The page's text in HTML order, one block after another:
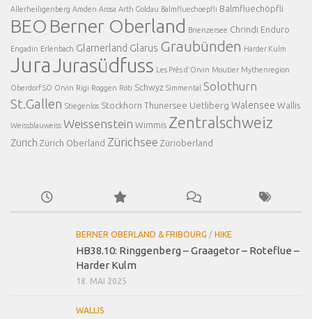
Allerheiligenberg Amden Arosa Arth Goldau Balmfluechoepfli Balmfluechöpfli
BEO Berner Oberland Brienzersee Chrindi Enduro
Engadin Erlenbach Glarnerland Glarus Graubünden Harder Kulm
JuraJurasüdfuss Les Près d'Orvin Moutier Mythenregion
Oberdorf SO Orvin Rigi Roggen Röti Schwyz Simmental Solothurn
St.Gallen Stiegenlos Stockhorn Thunersee Uetliberg Walensee Wallis
Weissblauweiss Weissenstein Wimmis Zentralschweiz
Zürich Zürich Oberland Zürichsee Zürioberland
BERNER OBERLAND & FRIBOURG / HIKE
HB38.10: Ringgenberg – Graagetor – Roteflue –
Harder Kulm
18. MAI 2025
WALLIS